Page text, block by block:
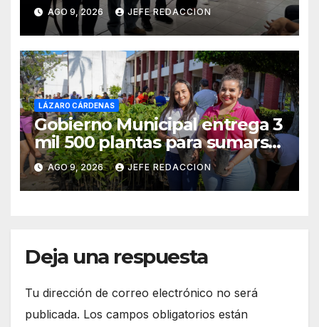
Melchor Ocampo en Lázaro
Cárdenas
AGO 9, 2026 JEFE REDACCION
LÁZARO CÁRDENAS
Gobierno Municipal entrega 3
mil 500 plantas para sumarse
a la Jornada Nacional de
Reforestación
AGO 9, 2026 JEFE REDACCION
Deja una respuesta
Tu dirección de correo electrónico no será
publicada. Los campos obligatorios están